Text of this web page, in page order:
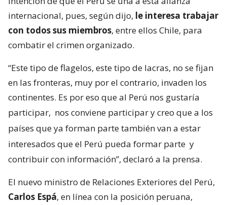
internacional, pues, según dijo, le interesa trabajar
con todos sus miembros, entre ellos Chile, para
combatir el crimen organizado.
“Este tipo de flagelos, este tipo de lacras, no se fijan
en las fronteras, muy por el contrario, invaden los
continentes. Es por eso que al Perú nos gustaría
participar, nos conviene participar y creo que a los
países que ya forman parte también van a estar
interesados que el Perú pueda formar parte y
contribuir con información”, declaró a la prensa.
El nuevo ministro de Relaciones Exteriores del Perú,
Carlos Espá, en línea con la posición peruana,